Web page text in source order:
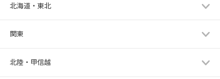
北海道・東北
関東
北陸・甲信越